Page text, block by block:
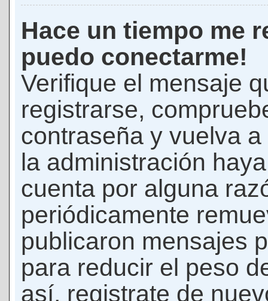
Hace un tiempo me
puedo conectarme!
Verifique el mensaje
registrarse,
contraseña y vuelva
la administración
cuenta por alguna
periódicamente
publicaron mensajes
para reducir el peso
así, registrate de